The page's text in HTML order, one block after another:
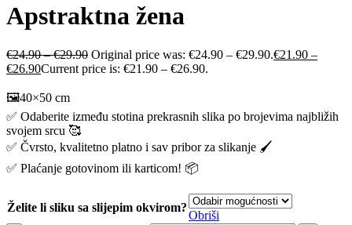
Apstraktna žena
€24.90–€29.90 Original price was: €24.90 – €29.90.€21.90 –
€26.90Current price is: €21.90 – €26.90.
🖼️40×50 cm
✅ Odaberite između stotina prekrasnih slika po brojevima najbližih
svojem srcu 🥰
✅ Čvrsto, kvalitetno platno i sav pribor za slikanje 🖌️
✅ Plaćanje gotovinom ili karticom! 📦
Želite li sliku sa slijepim okvirom?
Obriši